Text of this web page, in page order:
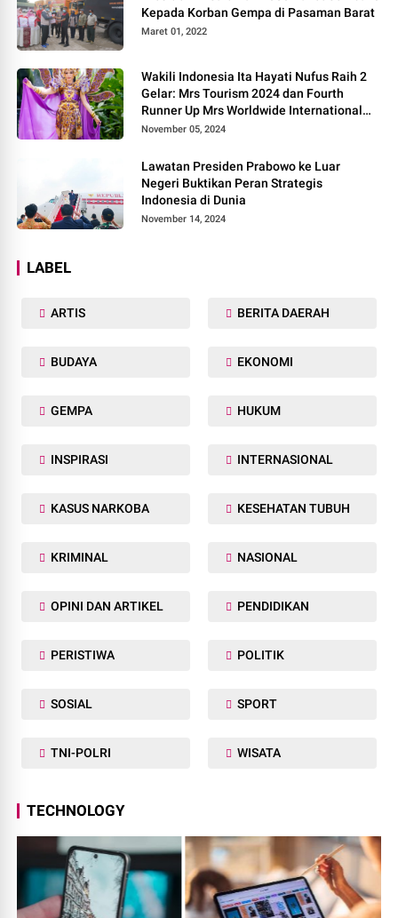
Kepada Korban Gempa di Pasaman Barat
Maret 01, 2022
Wakili Indonesia Ita Hayati Nufus Raih 2
Gelar: Mrs Tourism 2024 dan Fourth
Runner Up Mrs Worldwide International
2024, di Pemilihan Mrs Worldwide 2024
November 05, 2024
Lawatan Presiden Prabowo ke Luar
Negeri Buktikan Peran Strategis
Indonesia di Dunia
November 14, 2024
LABEL
ARTIS BERITA DAERAH
BUDAYA EKONOMI
GEMPA HUKUM
INSPIRASI INTERNASIONAL
KASUS NARKOBA KESEHATAN TUBUH
KRIMINAL NASIONAL
OPINI DAN ARTIKEL PENDIDIKAN
PERISTIWA POLITIK
SOSIAL SPORT
TNI-POLRI WISATA
TECHNOLOGY